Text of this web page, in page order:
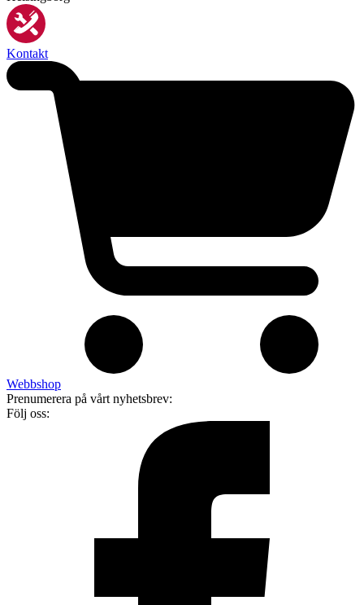
Kontakt
Webbshop
Prenumerera på vårt nyhetsbrev:
Följ oss: